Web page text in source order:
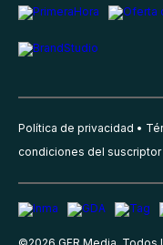
Política de privacidad
condiciones del suscriptor